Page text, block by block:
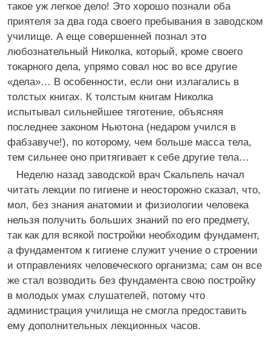
такое уж легкое дело! Это хорошо познали оба
приятеля за два года своего пребывания в заводском
училище. А еще совершенней познал это
любознательный Николка, который, кроме своего
токарного дела, упрямо совал нос во все другие
«дела»… В особенности, если они излагались в
толстых книгах. К толстым книгам Николка
испытывал сильнейшее тяготение, объясняя
последнее законом Ньютона (недаром учился в
фабзавуче!), по которому, чем больше масса тела,
тем сильнее оно притягивает к себе другие тела…
Неделю назад заводской врач Скальпель начал
читать лекции по гигиене и неосторожно сказал, что,
мол, без знания анатомии и физиологии человека
нельзя получить больших знаний по его предмету,
так как для всякой постройки необходим фундамент,
а фундаментом к гигиене служит учение о строении
и отправлениях человеческого организма; сам он все
же стал возводить без фундамента свою постройку
в молодых умах слушателей, потому что
администрация училища не смогла предоставить
ему дополнительных лекционных часов.